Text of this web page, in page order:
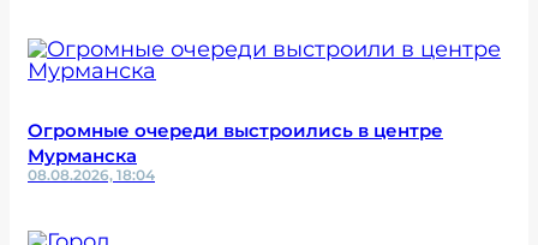
Огромные очереди выстроились в центре
Мурманска
08.08.2026, 18:04